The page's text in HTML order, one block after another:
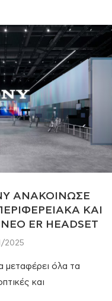
ΑΝΑΚΟΙΝΩΣΕ
ΚΑΙ
ER HEADSET
2025
μεταφέρει όλα τα
και